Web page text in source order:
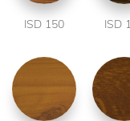
ISD 150 ISD